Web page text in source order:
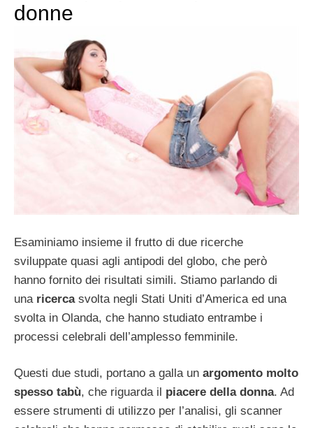
donne
Esaminiamo insieme il frutto di due ricerche
sviluppate quasi agli antipodi del globo, che però
hanno fornito dei risultati simili. Stiamo parlando di
una ricerca svolta negli Stati Uniti d’America ed una
svolta in Olanda, che hanno studiato entrambe i
processi celebrali dell’amplesso femminile.
Questi due studi, portano a galla un argomento molto
spesso tabù, che riguarda il piacere della donna. Ad
essere strumenti di utilizzo per l’analisi, gli scanner